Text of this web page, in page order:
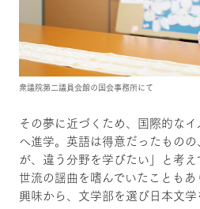
衆議院第二議員会館の国会事務所にて
その夢に近づくため、国際的な
へ進学。英語は得意だったもの
が、違う分野を学びたい」と考
世流の謡曲を嗜んでいたことも
興味から、文学部を選び日本文学